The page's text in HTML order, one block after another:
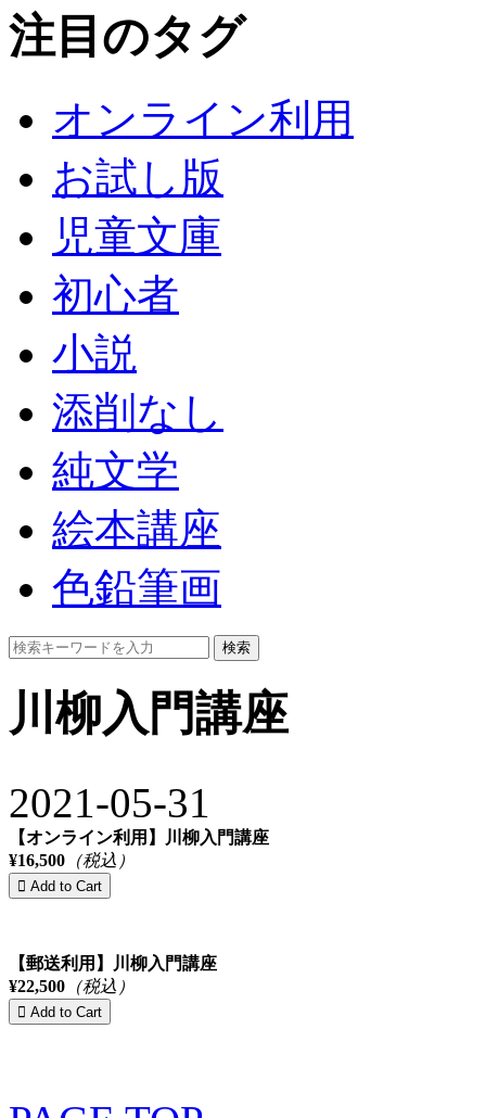
注目のタグ
オンライン利用
お試し版
児童文庫
初心者
小説
添削なし
純文学
絵本講座
色鉛筆画
検索
川柳入門講座
2021-05-31
【オンライン利用】川柳入門講座
¥16,500 （税込）
【郵送利用】川柳入門講座
¥22,500 （税込）